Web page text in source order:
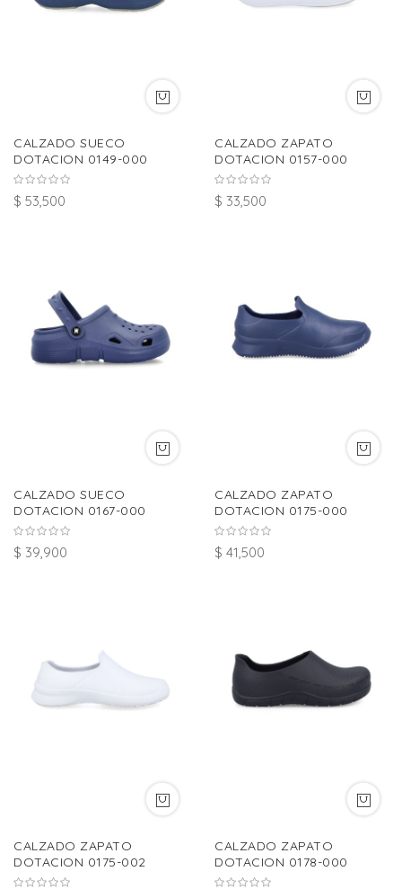
CALZADO SUECO
DOTACION 0149-000
$ 53,500
CALZADO ZAPATO
DOTACION 0157-000
$ 33,500
CALZADO SUECO
DOTACION 0167-000
$ 39,900
CALZADO ZAPATO
DOTACION 0175-000
$ 41,500
CALZADO ZAPATO
DOTACION 0175-002
CALZADO ZAPATO
DOTACION 0178-000